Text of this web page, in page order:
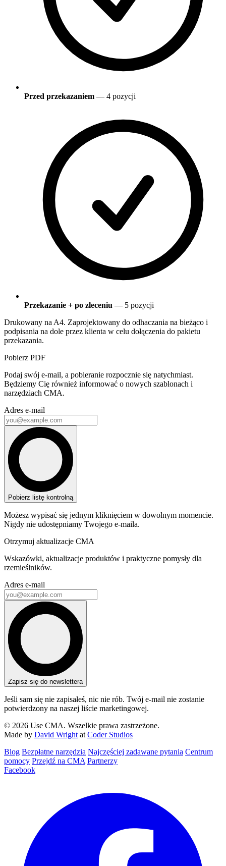
Przed przekazaniem — 4 pozycji
Przekazanie + po zleceniu — 5 pozycji
Drukowany na A4. Zaprojektowany do odhaczania na bieżąco i
podpisania na dole przez klienta w celu dołączenia do pakietu
przekazania.
Pobierz PDF
Podaj swój e-mail, a pobieranie rozpocznie się natychmiast.
Będziemy Cię również informować o nowych szablonach i
narzędziach CMA.
Adres e-mail
Pobierz listę kontrolną
Możesz wypisać się jednym kliknięciem w dowolnym momencie.
Nigdy nie udostępniamy Twojego e-maila.
Otrzymuj aktualizacje CMA
Wskazówki, aktualizacje produktów i praktyczne pomysły dla
rzemieślników.
Adres e-mail
Zapisz się do newslettera
Jeśli sam się nie zapisałeś, nic nie rób. Twój e-mail nie zostanie
potwierdzony na naszej liście marketingowej.
© 2026 Use CMA. Wszelkie prawa zastrzeżone.
Made by David Wright at Coder Studios
Blog‎ Bezpłatne narzędzia Najczęściej zadawane pytania Centrum
pomocy Przejdź na CMA Partnerzy
Facebook